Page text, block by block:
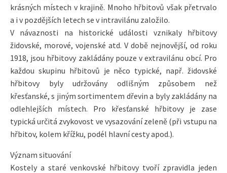
krásných místech v krajině. Mnoho hřbitovů však přetrvalo
a i v pozdějších letech se v intravilánu založilo.
V návaznosti na historické události vznikaly hřbitovy
židovské, morové, vojenské atd. V době nejnovější, od roku
1918, jsou hřbitovy zakládány pouze v extravilánu obcí. Pro
každou skupinu hřbitovů je něco typické, např. židovské
hřbitovy byly udržovány odlišným způsobem než
křesťanské, s jiným sortimentem dřevin a byly zakládány na
odlehlejších místech. Pro křesťanské hřbitovy je zase
typická určitá zvykovost ve vysazování zeleně (při vstupu na
hřbitov, kolem křížku, podél hlavní cesty apod.).
Význam situování
Kostely a staré venkovské hřbitovy tvoří zpravidla jeden